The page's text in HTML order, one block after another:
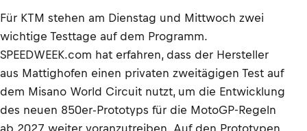
Für KTM stehen am Dienstag und Mittwoch zwei
wichtige Testtage auf dem Programm.
SPEEDWEEK.com hat erfahren, dass der Hersteller
aus Mattighofen einen privaten zweitägigen Test auf
dem Misano World Circuit nutzt, um die Entwicklung
des neuen 850er-Prototyps für die MotoGP-Regeln
ab 2027 weiter voranzutreiben. Auf den Prototypen